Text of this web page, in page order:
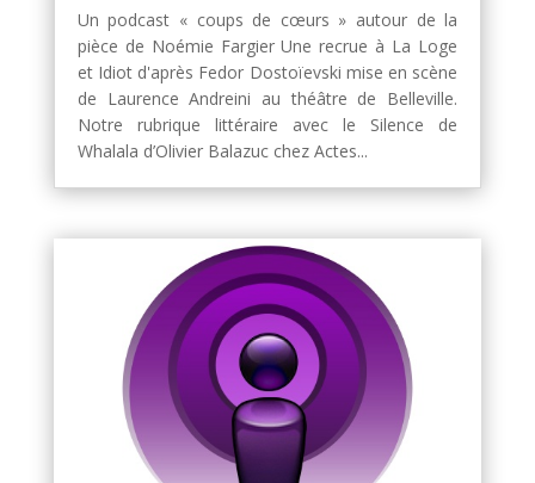
Un podcast « coups de cœurs » autour de la
pièce de Noémie Fargier Une recrue à La Loge
et Idiot d'après Fedor Dostoïevski mise en scène
de Laurence Andreini au théâtre de Belleville.
Notre rubrique littéraire avec le Silence de
Whalala d’Olivier Balazuc chez Actes...